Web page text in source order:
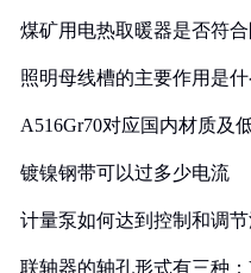
煤矿用电热取暖器是否符
照明母线槽的主要作用是什
A516Gr70对应国内材质及
镀镍钢带可以过多少电流
计量泵如何达到控制和调
联轴器的轴孔形式有三种